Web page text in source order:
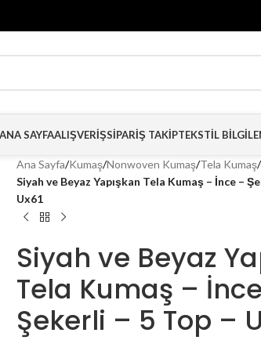
ANA SAYFAALIŞVERIŞSIPARIŞ TAKIPTEKSTIL
Ana Sayfa/Kumaş/Nonwoven Kumaş/Tela Kumaş/
Siyah ve Beyaz Yapışkan Tela Kumaş – İnce –
Ux61
Siyah ve Beyaz
Tela Kumaş –
Şekerli – 5 Top –